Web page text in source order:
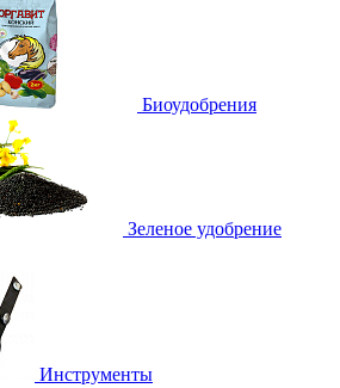
Биоудобрения
Зеленое удобрение
Инструменты